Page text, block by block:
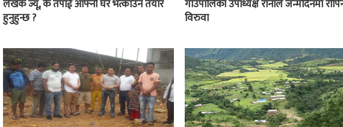
लेखक ज्यू, के तपाई आफ्नो घर भत्काउन तयार
हुनुहुन्छ ?
गाउँपालिका उपाध्यक्ष रानाले जन्मदिनमा
विरुवा